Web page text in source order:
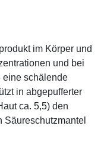
im Körper und
und bei
eine schälende
in abgepufferter
ca. 5,5) den
Säureschutzmantel